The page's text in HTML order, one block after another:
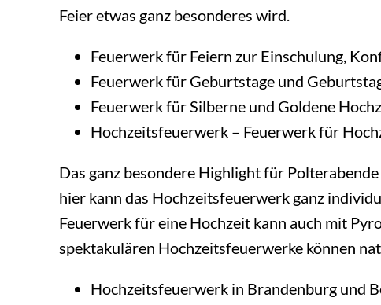
Feier etwas ganz besonderes wird.
Feuerwerk für Feiern zur Einschulung,
Feuerwerk für Geburtstage und
Feuerwerk für Silberne und Goldene
Hochzeitsfeuerwerk – Feuerwerk für
Das ganz besondere Highlight für
hier kann das Hochzeitsfeuerwerk ganz
Feuerwerk für eine Hochzeit kann auch mit
spektakulären Hochzeitsfeuerwerke können
Hochzeitsfeuerwerk in Brandenburg und